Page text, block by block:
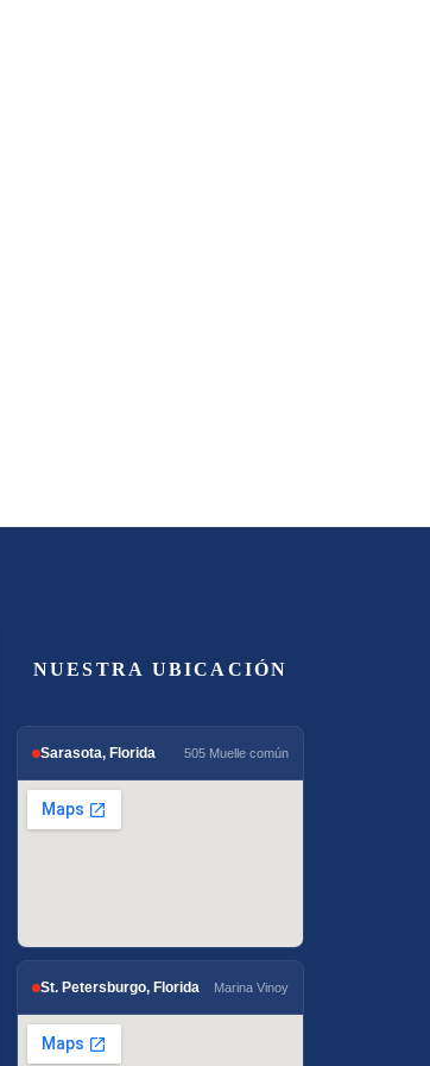
NUESTRA UBICACIÓN
Sarasota, Florida 505 Muelle común
St. Petersburgo, Florida Marina Vinoy